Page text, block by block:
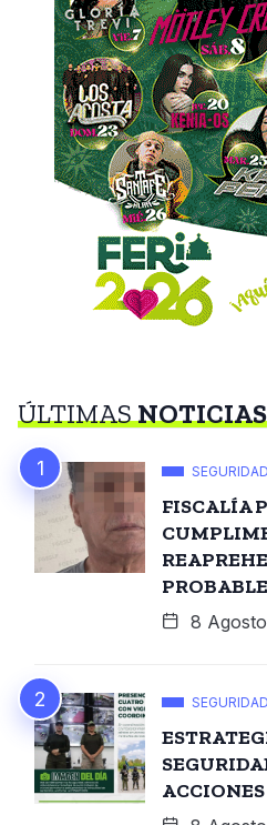
ÚLTIMASNOTICIAS
SEGURIDAD
FISCALÍA
8
SEGURIDAD